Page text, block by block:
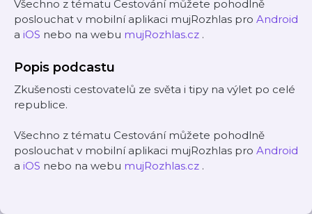
Všechno z tématu Cestování můžete pohodlně
poslouchat v mobilní aplikaci mujRozhlas pro Android
a iOS nebo na webu mujRozhlas.cz .
Popis podcastu
Zkušenosti cestovatelů ze světa i tipy na výlet po celé
republice.
Všechno z tématu Cestování můžete pohodlně
poslouchat v mobilní aplikaci mujRozhlas pro Android
a iOS nebo na webu mujRozhlas.cz .